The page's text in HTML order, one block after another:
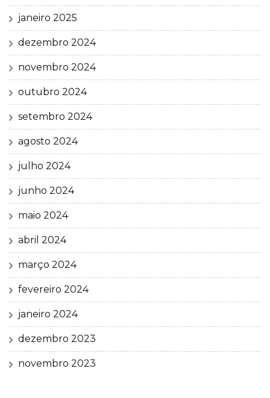
janeiro 2025
dezembro 2024
novembro 2024
outubro 2024
setembro 2024
agosto 2024
julho 2024
junho 2024
maio 2024
abril 2024
março 2024
fevereiro 2024
janeiro 2024
dezembro 2023
novembro 2023